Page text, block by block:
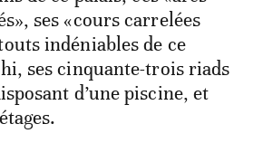
ses «cours carrelées
indéniables de ce
ses cinquante-trois riads
d’une piscine, et